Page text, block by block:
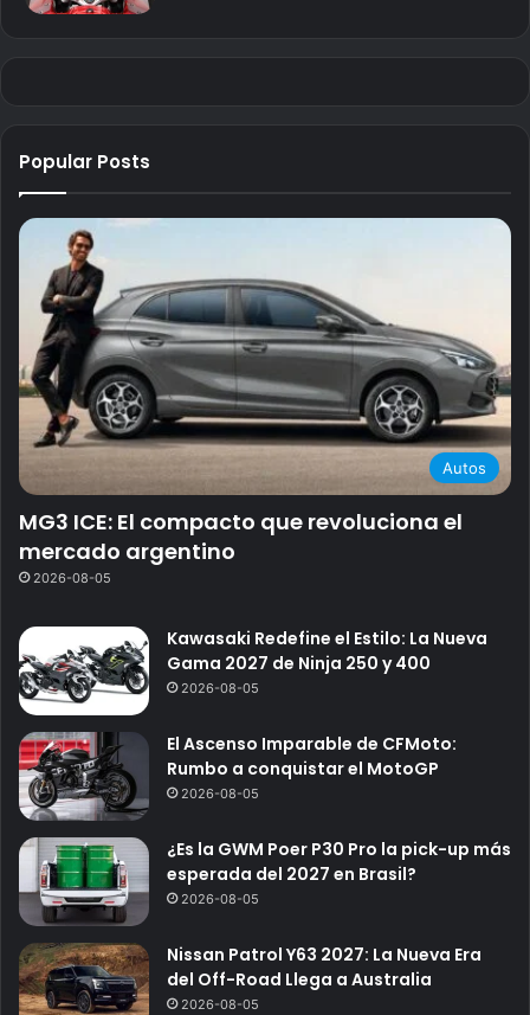
Popular Posts
Autos
MG3 ICE: El compacto que revoluciona el
mercado argentino
2026-08-05
Kawasaki Redefine el Estilo: La Nueva
Gama 2027 de Ninja 250 y 400
2026-08-05
El Ascenso Imparable de CFMoto:
Rumbo a conquistar el MotoGP
2026-08-05
¿Es la GWM Poer P30 Pro la pick-up más
esperada del 2027 en Brasil?
2026-08-05
Nissan Patrol Y63 2027: La Nueva Era
del Off-Road Llega a Australia
2026-08-05